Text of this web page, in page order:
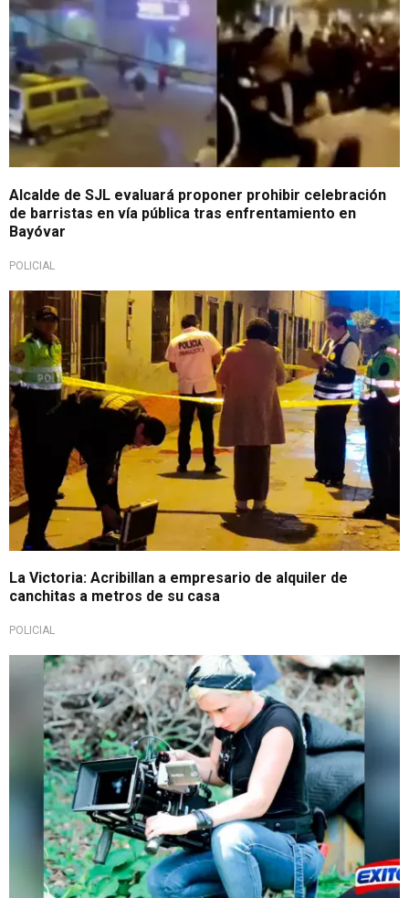
Alcalde de SJL evaluará proponer prohibir celebración
de barristas en vía pública tras enfrentamiento en
Bayóvar
POLICIAL
Presunto asesinato por encargo
La Victoria: Acribillan a empresario de alquiler de
canchitas a metros de su casa
POLICIAL